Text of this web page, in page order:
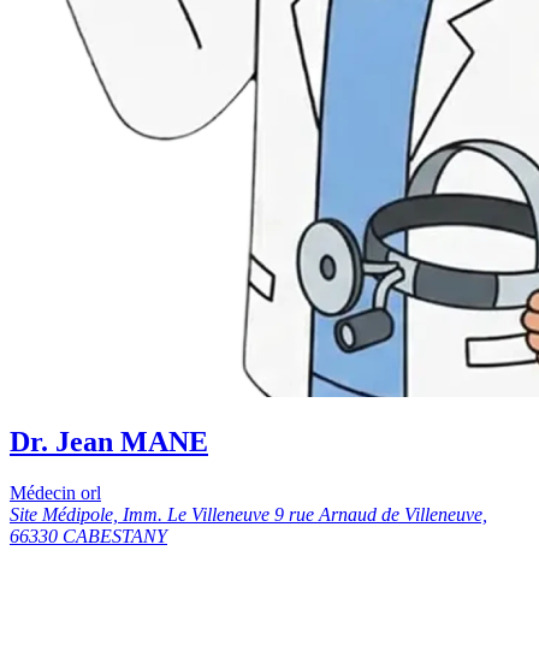
Dr. Jean MANE
Médecin orl
Site Médipole, Imm. Le Villeneuve 9 rue Arnaud de Villeneuve,
66330 CABESTANY